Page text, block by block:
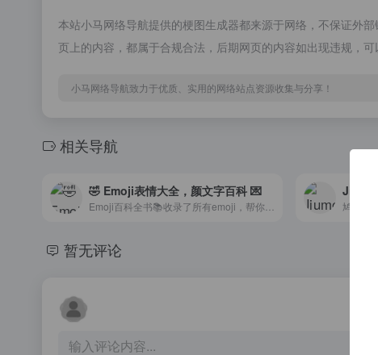
本站小马网络导航提供的梗图生成器都来源于网络，不保证外
页上的内容，都属于合规合法，后期网页的内容如出现违规，
小马网络导航致力于优质、实用的网络站点资源收集与分享！
相关导航
🤣 Emoji表情大全，颜文字百科 💌 Jiumo
鸠摩搜
暂无评论